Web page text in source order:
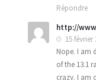
Répondre
http://
15 février
Nope. I am
of the 13.1
crazy. I am